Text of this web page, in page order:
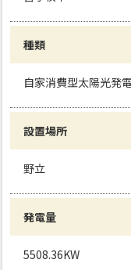
種類
自家消費型太陽光発電
設置場所
野立
発電量
5508.36KW